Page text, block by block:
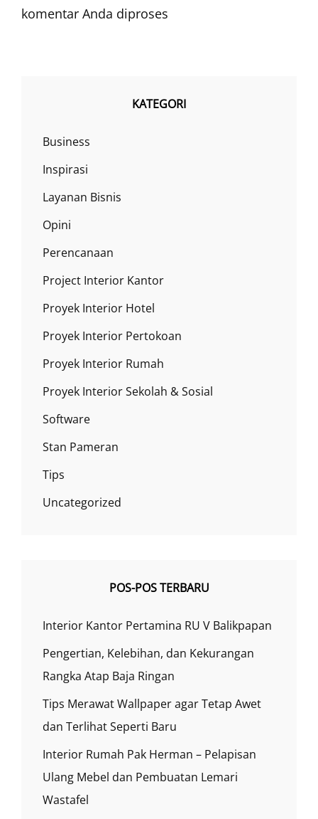
komentar Anda diproses
KATEGORI
Business
Inspirasi
Layanan Bisnis
Opini
Perencanaan
Project Interior Kantor
Proyek Interior Hotel
Proyek Interior Pertokoan
Proyek Interior Rumah
Proyek Interior Sekolah & Sosial
Software
Stan Pameran
Tips
Uncategorized
POS-POS TERBARU
Interior Kantor Pertamina RU V Balikpapan
Pengertian, Kelebihan, dan Kekurangan
Rangka Atap Baja Ringan
Tips Merawat Wallpaper agar Tetap Awet
dan Terlihat Seperti Baru
Interior Rumah Pak Herman – Pelapisan
Ulang Mebel dan Pembuatan Lemari
Wastafel